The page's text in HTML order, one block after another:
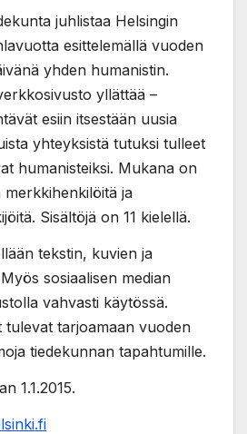
juhlistaa Helsingin
esittelemällä vuoden
yhden humanistin.
yllättää –
esiin itsestään uusia
yhteyksistä tutuksi tulleet
humanisteiksi. Mukana on
merkkihenkilöitä ja
Sisältöjä on 11 kielellä.
tekstin, kuvien ja
sosiaalisen median
vahvasti käytössä.
tulevat tarjoamaan vuoden
tiedekunnan tapahtumille.
1.1.2015.